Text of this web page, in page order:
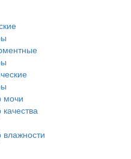
мочи
влажности